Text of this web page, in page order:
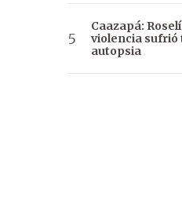
Caazapá:
violencia sufrió
autopsia